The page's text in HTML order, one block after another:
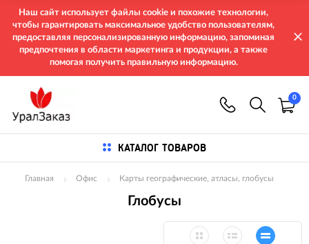
Наш сайт использует файлы cookie и похожие технологии,
чтобы гарантировать максимальное удобство пользователям,
предоставляя персонализированную информацию, запоминая
предпочтения в области маркетинга и продукции, а также
помогая получить правильную информацию.
0
КАТАЛОГ ТОВАРОВ
Главная Офис Карты географические, атласы, глобусы
Глобусы